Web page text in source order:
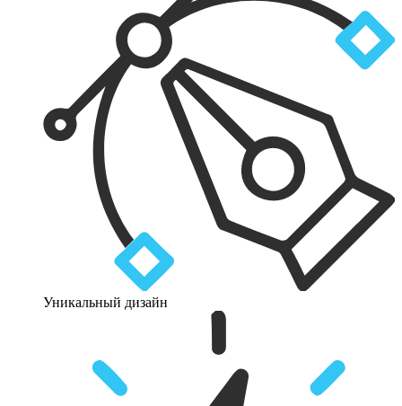
Уникальный дизайн